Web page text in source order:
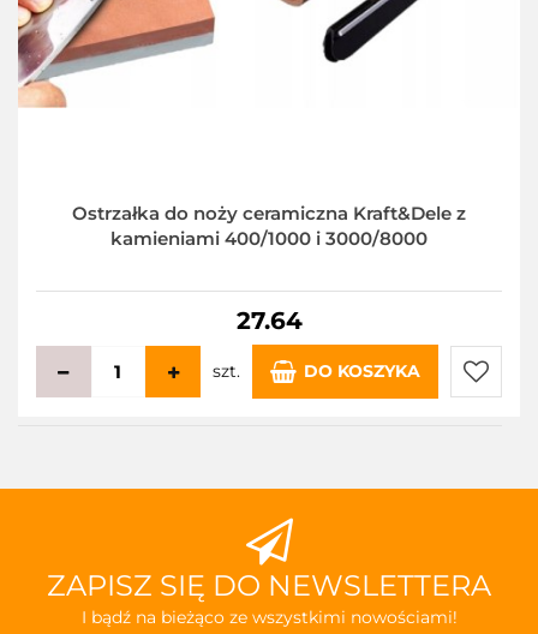
Ostrzałka do noży ceramiczna Kraft&Dele z
kamieniami 400/1000 i 3000/8000
27.64
szt. DO KOSZYKA
Do
ZAPISZ SIĘ DO NEWSLETTERA
I bądź na bieżąco ze wszystkimi nowościami!